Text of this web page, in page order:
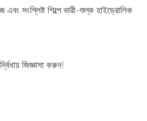
সংশ্লিষ্ট শিল্পে ভারী-শুল্ক হাইড্রোলিক
জিজ্ঞাসা করুন!